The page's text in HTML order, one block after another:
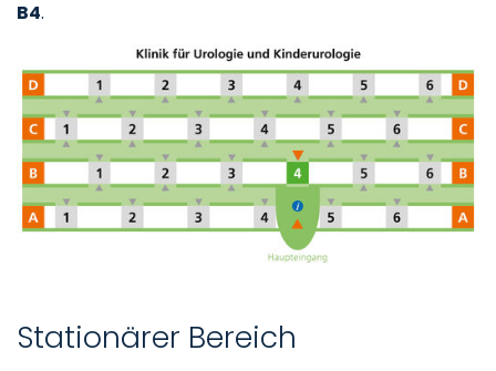
B4.
Stationärer Bereich